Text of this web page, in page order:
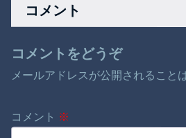
コメント
コメントをどうぞ
メールアドレスが公開されること
コメント ※